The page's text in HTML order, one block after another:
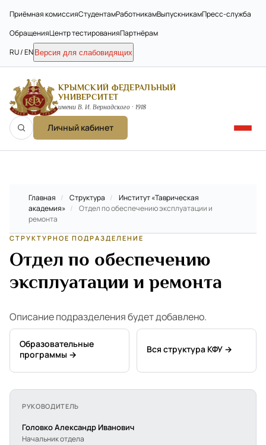
Приёмная комиссияСтудентамРаботникамВыпускникамПресс-служба
ОбращенияЦентр тестированияПартнёрам
RU / EN Версия для слабовидящих
КРЫМСКИЙ ФЕДЕРАЛЬНЫЙ
УНИВЕРСИТЕТ
имени В. И. Вернадского · 1918
Личный кабинет
Главная / Структура /
Институт «Таврическая
академия» /
Отдел по обеспечению эксплуатации и
ремонта
СТРУКТУРНОЕ ПОДРАЗДЕЛЕНИЕ
Отдел по обеспечению
эксплуатации и ремонта
Описание подразделения будет добавлено.
Образовательные
программы →
Вся структура КФУ →
РУКОВОДИТЕЛЬ
Головко Александр Иванович
Начальник отдела